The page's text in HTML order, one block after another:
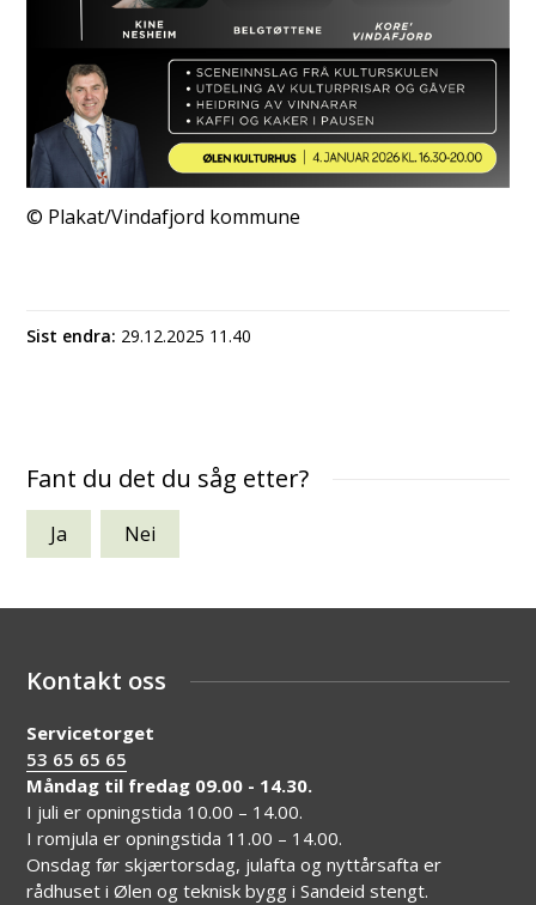
Plakat/Vindafjord kommune
Sist endra 29.12.2025 11.40
Fant du det du såg etter?
Ja Nei
Kontakt oss
Servicetorget
53 65 65 65
Måndag til fredag 09.00 - 14.30.
I juli er opningstida 10.00 – 14.00.
I romjula er opningstida 11.00 – 14.00.
Onsdag før skjærtorsdag, julafta og nyttårsafta er
rådhuset i Ølen og teknisk bygg i Sandeid stengt.